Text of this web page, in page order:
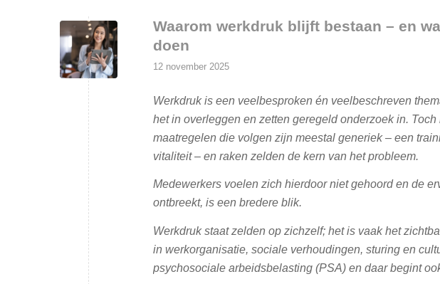
Waarom werkdruk blijft bestaan – en
doen
12 november 2025
Werkdruk is een veelbesproken én veelbeschreven
het in overleggen en zetten geregeld onderzoek in.
maatregelen die volgen zijn meestal generiek – een
vitaliteit – en raken zelden de kern van het probleem.
Medewerkers voelen zich hierdoor niet gehoord en de
ontbreekt, is een bredere blik.
Werkdruk staat zelden op zichzelf; het is vaak het
in werkorganisatie, sociale verhoudingen, sturing en
psychosociale arbeidsbelasting (PSA) en daar begint